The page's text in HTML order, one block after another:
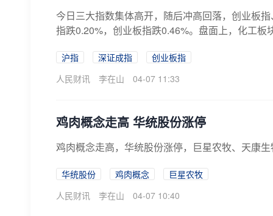
今日三大指数集体高开，随后冲高回落，创业板
指跌0.20%，创业板指跌0.46%。盘面上，化工
沪指 深证成指
创业板指
人民财讯
李在山 04-07 11:33
鸡肉概念走高 华统股份涨停
鸡肉概念走高，华统股份涨停，巨星农牧、天康
华统股份 鸡肉概念
巨星农牧
人民财讯
李在山 04-07 10:40